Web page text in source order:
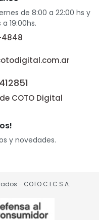
de 8:00 a 22:00 hs y
19:00hs.
COTO Digital
y novedades.
- COTO C.I.C.S.A.